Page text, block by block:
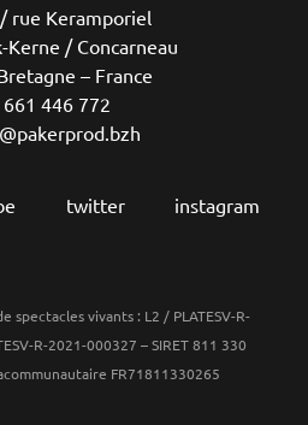
rue Keramporiel
Kerne / Concarneau
– France
446 772
twitter instagram
spectacles vivants : L2 / PLATESV-R-
R-2021-000327 – SIRET 811 330
FR71811330265